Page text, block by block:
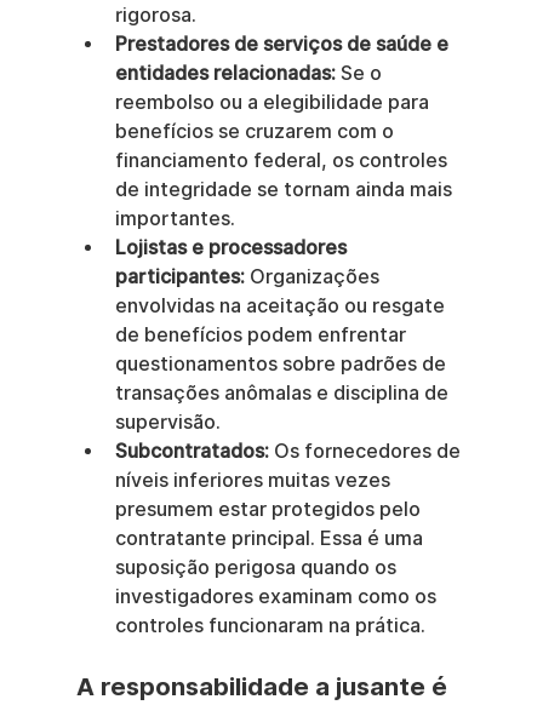
rigorosa.
Prestadores de serviços de saúde e
entidades relacionadas: Se o
reembolso ou a elegibilidade para
benefícios se cruzarem com o
financiamento federal, os controles
de integridade se tornam ainda mais
importantes.
Lojistas e processadores
participantes: Organizações
envolvidas na aceitação ou resgate
de benefícios podem enfrentar
questionamentos sobre padrões de
transações anômalas e disciplina de
supervisão.
Subcontratados: Os fornecedores de
níveis inferiores muitas vezes
presumem estar protegidos pelo
contratante principal. Essa é uma
suposição perigosa quando os
investigadores examinam como os
controles funcionaram na prática.
A responsabilidade a jusante é